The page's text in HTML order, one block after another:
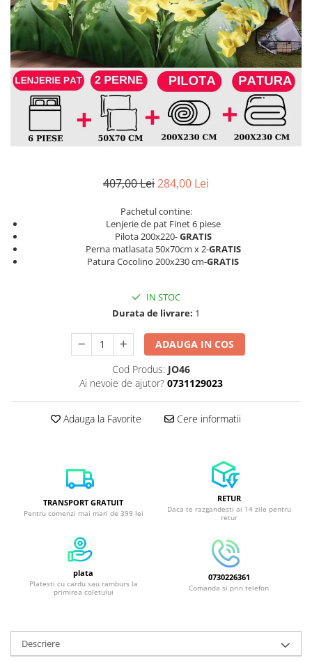
Lenjerii de pat Bumbac 100%
Lenjerii de pat Cocolino
Lenjerii de pat Finet + 2 Draperii
Lenjerii de pat Saten 4 piese cu
elastic
407,00 Lei284,00 Lei
Pachetul contine:
Lenjerie de pat Finet 6 piese
Pilota 200x220-GRATIS
Perna matlasata 50x70cm x 2-GRATIS
Patura Cocolino 200x230 cm-GRATIS
IN STOC
Durata de livrare: 1
ADAUGA IN COS
Cod Produs: JO46
Ai nevoie de ajutor? 0731129023
Adauga la Favorite Cere informatii
TRANSPORT GRATUIT
Pentru comenzi mai mari de 399 lei
RETUR
Daca te razgandesti ai 14 zile pentru
retur
plata
Platesti cu cardu sau ramburs la
primirea coletului
0730226361
Comanda si prin telefon
Descriere